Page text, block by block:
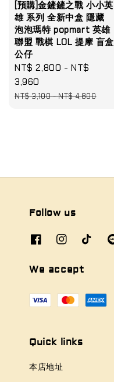
[預購]金鏟鏟之戰 小小英
雄 系列 全新中盒 隱藏
泡泡瑪特 popmart 英雄
聯盟 戰棋 LOL 提摩 盲盒
公仔
Sale
price
NT$ 2,800 -NT$
3,960
Regular
NT$ 3,100-NT$ 4,800
Follow us
We accept
Quick links
本店地址